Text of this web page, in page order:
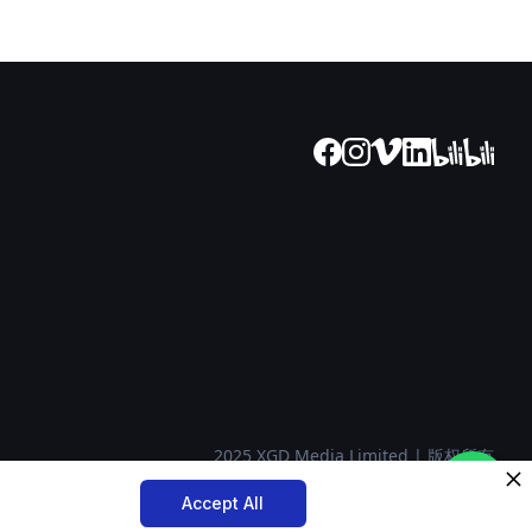
2025 XGD Media Limited | 版权所有
Accept All